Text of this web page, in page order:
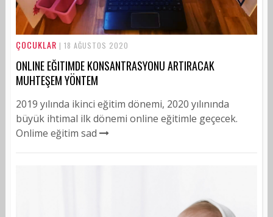
ÇOCUKLAR | 18 AĞUSTOS 2020
ONLINE EĞITIMDE KONSANTRASYONU ARTIRACAK
MUHTEŞEM YÖNTEM
2019 yılında ikinci eğitim dönemi, 2020 yılınında
büyük ihtimal ilk dönemi online eğitimle geçecek.
Onlime eğitim sad